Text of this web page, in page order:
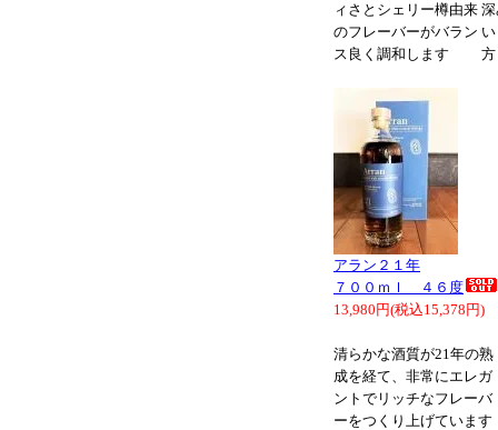
ィさとシェリー樽由来
のフレーバーがバラン
ス良く調和します
アラン２１年
７００ｍｌ ４６度
13,980円(税込15,378円)
清らかな酒質が21年の熟
成を経て、非常にエレガ
ントでリッチなフレーバ
ーをつくり上げています